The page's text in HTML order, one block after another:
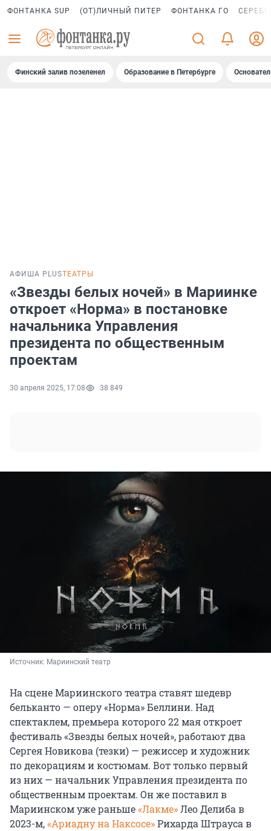
ФОНТАНКА SUP (ОТ)ЛИЧНЫЙ ПИТЕР ФОНТАНКА ГО
Финский залив позеленел Образование в Петербурге
АФИША PLUSТЕАТРЫ
«Звезды белых ночей» в Мариинке
откроет «Норма» в постановке
начальника Управления
президента по общественным
проектам
30 апреля 2025, 17:08 38 849
Источник: Мариинский театр
На сцене Мариинского театра ставят шедевр
бельканто — оперу «Норма» Беллини. Над
спектаклем, премьера которого 22 мая откроет
фестиваль «Звезды белых ночей», работают два
Сергея Новикова (тезки) — режиссер и художник
по декорациям и костюмам. Вот только первый
из них — начальник Управления президента по
общественным проектам. Он же поставил в
Мариинском уже раньше«Лакме»Лео Делиба в
2023-м,«Ариадну на Наксосе»Рихарда Штрауса в